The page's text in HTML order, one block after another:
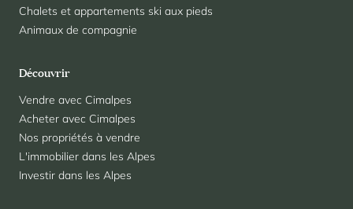
Chalets et appartements ski aux pieds
Animaux de compagnie
Découvrir
Vendre avec Cimalpes
Acheter avec Cimalpes
Nos propriétés à vendre
L'immobilier dans les Alpes
Investir dans les Alpes